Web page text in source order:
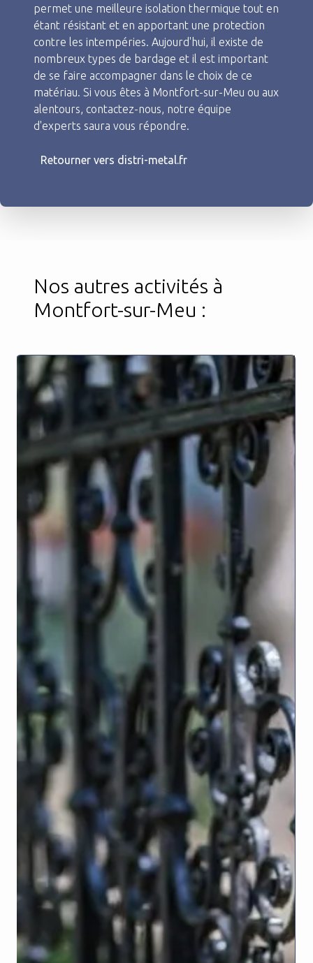
permet une meilleure isolation thermique tout en
étant résistant et en apportant une protection
contre les intempéries. Aujourd'hui, il existe de
nombreux types de bardage et il est important
de se faire accompagner dans le choix de ce
matériau. Si vous êtes à Montfort-sur-Meu ou aux
alentours, contactez-nous, notre équipe
d'experts saura vous répondre.
Retourner vers distri-metal.fr
Nos autres activités à
Montfort-sur-Meu :